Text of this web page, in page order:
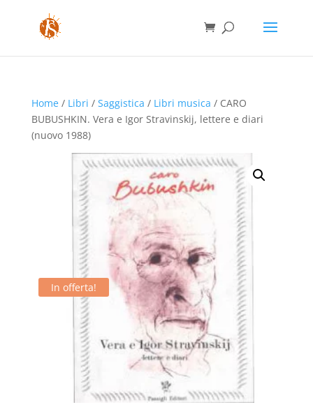
Home/ Libri / Saggistica / Libri musica / CARO
BUBUSHKIN. Vera e Igor Stravinskij, lettere e diari
(nuovo 1988)
In offerta!